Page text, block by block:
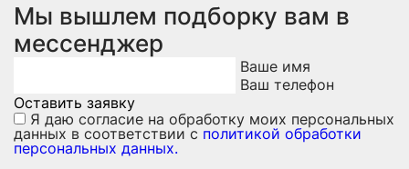
Мы вышлем подборку вам в
мессенджер
Ваше имя
Ваш телефон
Оставить заявку
Я даю согласие на обработку моих персональных
данных в соответствии с политикой обработки
персональных данных.